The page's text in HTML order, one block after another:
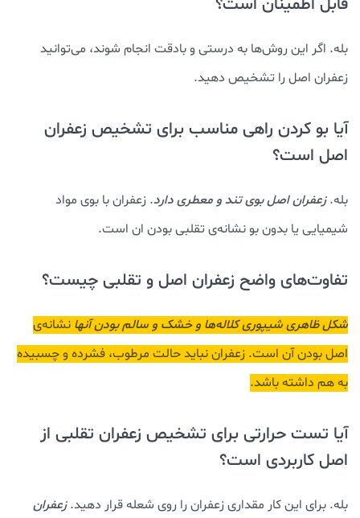
قابل‌ اطمینان است؟
بله. اگر این روش‌ها به درستی و بادقت انجام شوند، می‌توانید
زعفران اصل را تشخیص دهید.
آیا بو کردن راهی مناسب برای تشخیص زعفران
اصل است؟
بله.زعفران اصل بوی تند و معطری دارد. زعفران با بوی مواد
شیمیایی یا بدون بو نشانه‌ی تقلبی بودن ان است.
تفاوت‌های واضح زعفران اصل و تقلبی چیست؟
شکل ظاهری شیپوری کلاله‌ها و خشک و سالم بودن آنها نشانه‌ی
اصل بودن آن است. زعفران نباید حالت مرطوب، فشرده و چسبیده
به هم داشته باشد.
آیا تست حرارتی برای تشخیص زعفران تقلبی از
اصل کاربردی است؟
بله. برای این کار مقداری زعفران را روی شعله قرار دهید.زعفران